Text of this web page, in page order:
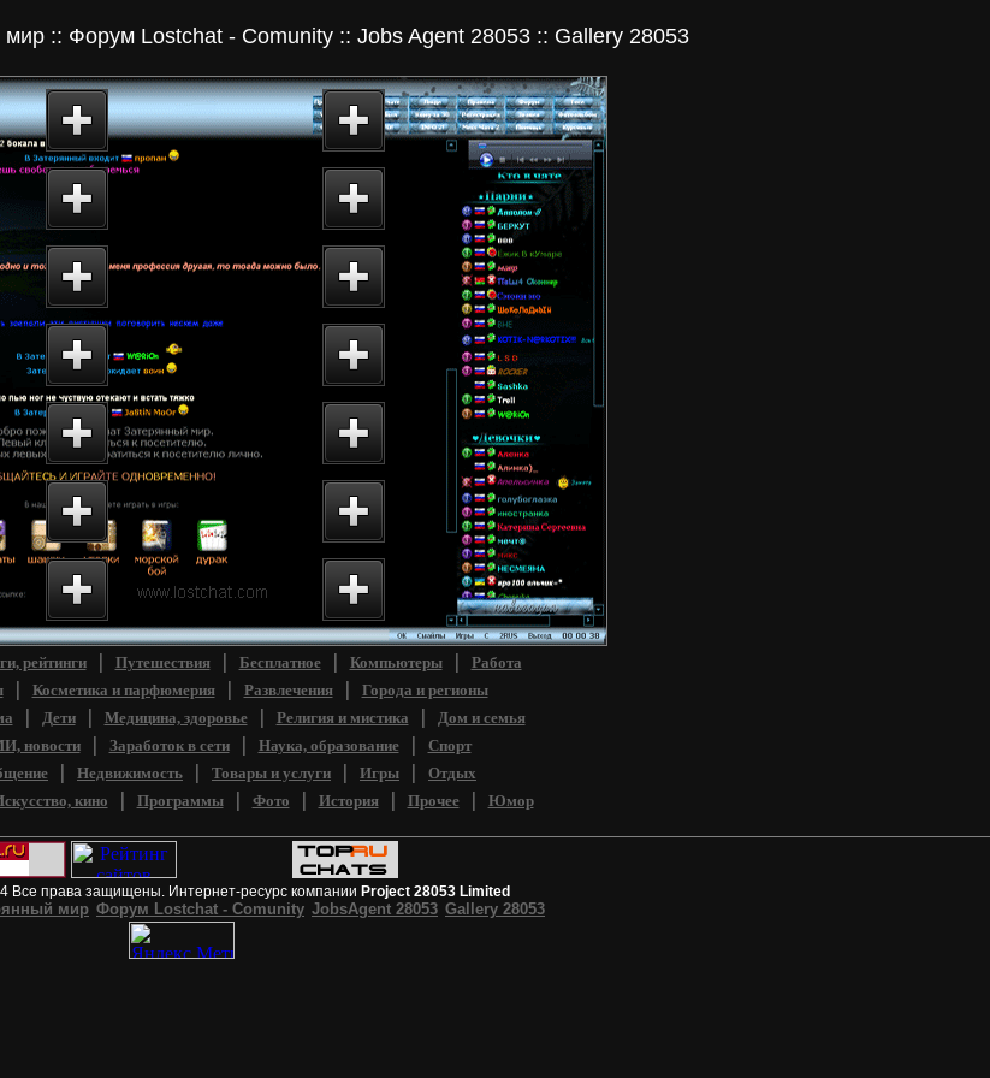
:: Форум Lostchat - Comunity :: Jobs Agent 28053 :: Gallery 28053
Второй форум чата
Затерянный мир. О
себе. Мой город...
Чат Затерянный мир -
Narod`овских сайтов.
WEB Directory: каталог
интернет-ресурсов. Теги
для чатов...
CataLOG 28053 - Каталог
интернет-ресурсов.
Общение. Форумы...
интернет-ресурсов.
Каталог чатов...
Lostchat Каталог
интернет-ресурсов.
Краткая история карт.
Детские и семейные
игры. Банковые...
Печатный центр
Оригинал - Печатный
центр в Рыбинске
Лучшие чаты знакомств
- Каталог городских
чатов знакомств!
Glamourchat Lostchat
Гламурный чат
знакомств Лучший чат...
Фотогаллерея Проекта
28053. Фотогаллерея
содержит альбомы...
Lostchat Чат
Затерянный мир
Лучший чат знакомств...
Вопросы, связанные с
функционированием
рейтинги | Путешествия | Бесплатное | Компьютеры |
Работа
| Косметика и парфюмерия | Развлечения |
Города и регионы
| Дети | Медицина, здоровье | Религия и мистика |
Дом и семья
новости | Заработок в сети | Наука, образование |
Спорт
| Недвижимость | Товары и услуги | Игры |
Отдых
кино | Программы | Фото | История | Прочее | Юмор
Все права защищены. Интернет-ресурс компании Project 28053 Limited
мир Форум Lostchat - Comunity JobsAgent 28053 Gallery 28053